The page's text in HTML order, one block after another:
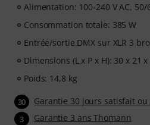
Alimentation: 100-240 V AC, 50/
Consommation totale: 385 W
Entrée/sortie DMX sur XLR 3
Dimensions (L x P x H): 30 x 21
Poids: 14,8 kg
30 Garantie 30 jours satisfait
3 Garantie 3 ans Thomann